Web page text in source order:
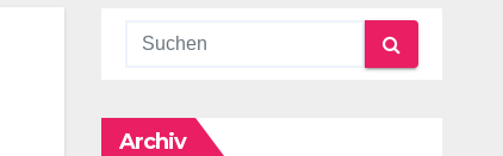
Archiv